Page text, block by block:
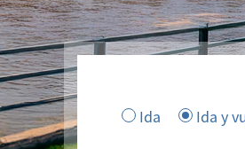
Ida Ida y